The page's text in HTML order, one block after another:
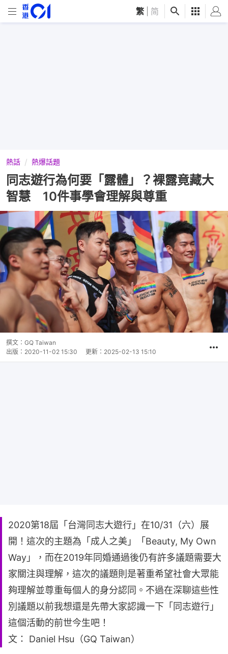
繁 简
熱話 熱爆話題
同志遊行為何要「露體」？裸露竟藏大
智慧 10件事學會理解與尊重
撰文： GQ Taiwan
出版： 2020-11-02 15:30 更新： 2025-02-13 15:10
2020第18屆「台灣同志大遊行」在10/31（六）展
開！這次的主題為「成人之美」「Beauty, My Own
Way」，而在2019年同婚通過後仍有許多議題需要大
家關注與理解，這次的議題則是著重希望社會大眾能
夠理解並尊重每個人的身分認同。不過在深聊這些性
別議題以前我想還是先帶大家認識一下「同志遊行」
這個活動的前世今生吧！
文： Daniel Hsu（GQ Taiwan）